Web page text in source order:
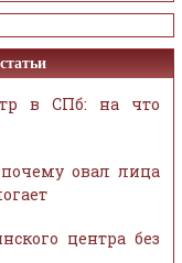
в СПб: на что
овал лица
центра без